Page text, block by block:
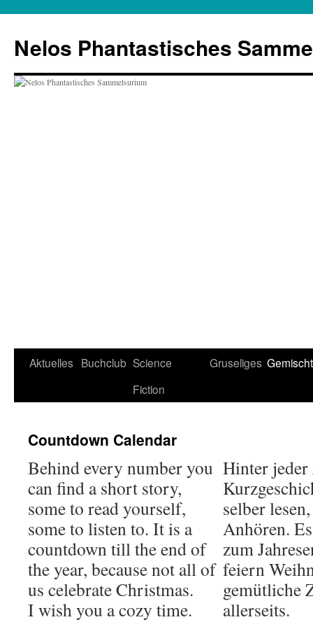
springen
Nelos Phantastisches
Aktuelles Buchclub Science
Fiction
Gruseliges
Countdown Calendar
Behind every number you
can find a short story,
some to read yourself,
some to listen to. It is a
countdown till the end of
the year, because not all of
us celebrate Christmas.
I wish you a cozy time.
Hinter jeder
selber
Anhören.
zum
feiern
gemütliche
allerseits.